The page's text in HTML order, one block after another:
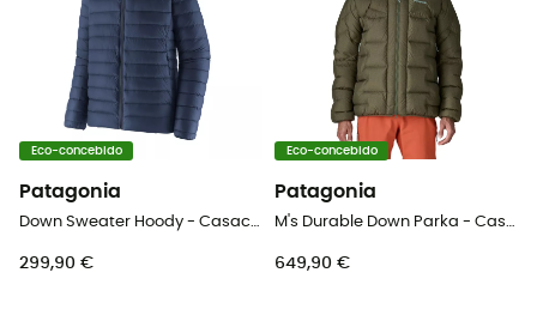
Eco-concebido
Patagonia
Down Sweater Hoody - Casaco penas homem
299,90 €
Eco-concebido
Patagonia
M's Durable Down Parka - Casaco penas homem
649,90 €